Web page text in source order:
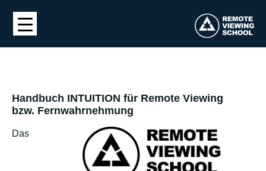
Handbuch INTUITION für Remote Viewing
bzw. Fernwahrnehmung
Das